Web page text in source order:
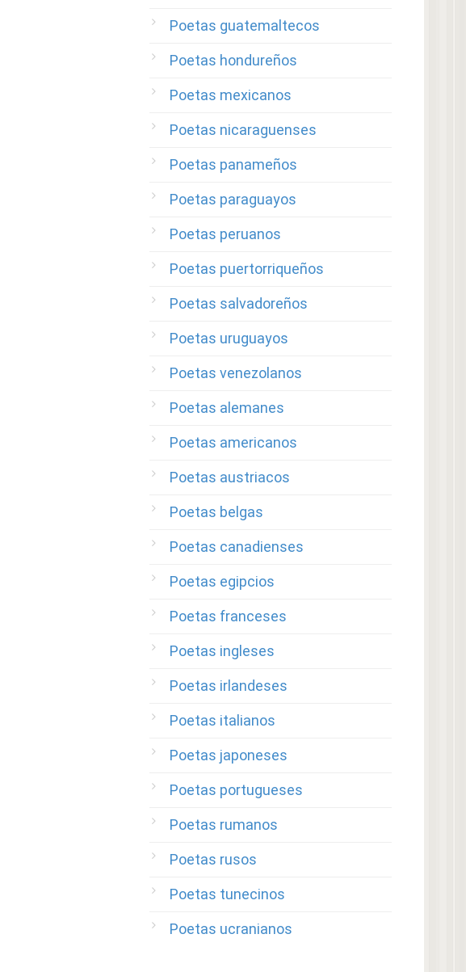
Poetas guatemaltecos
Poetas hondureños
Poetas mexicanos
Poetas nicaraguenses
Poetas panameños
Poetas paraguayos
Poetas peruanos
Poetas puertorriqueños
Poetas salvadoreños
Poetas uruguayos
Poetas venezolanos
Poetas alemanes
Poetas americanos
Poetas austriacos
Poetas belgas
Poetas canadienses
Poetas egipcios
Poetas franceses
Poetas ingleses
Poetas irlandeses
Poetas italianos
Poetas japoneses
Poetas portugueses
Poetas rumanos
Poetas rusos
Poetas tunecinos
Poetas ucranianos